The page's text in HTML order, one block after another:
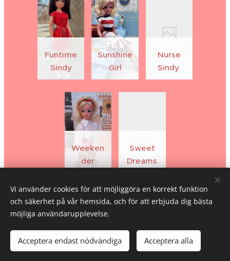
Funtime
Sindy
Sunshine
Girl
Nurse
Sindy
Weeken
der
Sweet
Dreams
Skapad medWebnode Cookies
Vi använder cookies för att möjliggöra en korrekt funktion
och säkerhet på vår hemsida, och för att erbjuda dig bästa
möjliga användarupplevelse.
Acceptera endast nödvändiga Acceptera alla